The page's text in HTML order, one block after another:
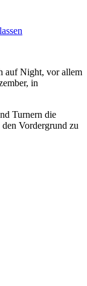
auf Night, vor allem
in
Turnern die
Vordergrund zu